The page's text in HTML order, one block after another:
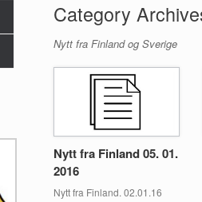
Category
Nytt fra Finland og Sverige
Nytt fra Finland 05. 01.
2016
Nytt fra Finland. 02.01.16